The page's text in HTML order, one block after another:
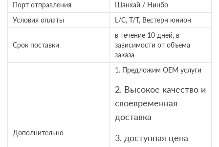
Порт отправления
Шанхай / Нинбо
Условия оплаты
L/C, T/T, Вестерн юнион
Срок поставки
в течение 10 дней, в
зависимости от объема
заказа
Дополнительно
1. Предложим OEM услуги
2. Высокое качество и
своевременная
доставка
3. доступная цена